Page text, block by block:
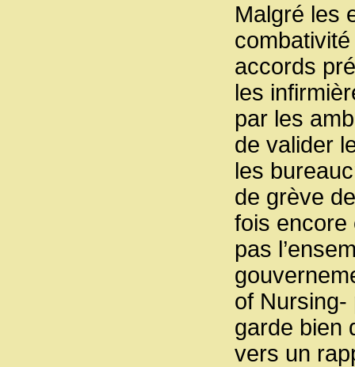
Malgré les
accords
les
par les
de valider
les
de grève
fois encore
pas
of Nursing-
garde bien
vers un